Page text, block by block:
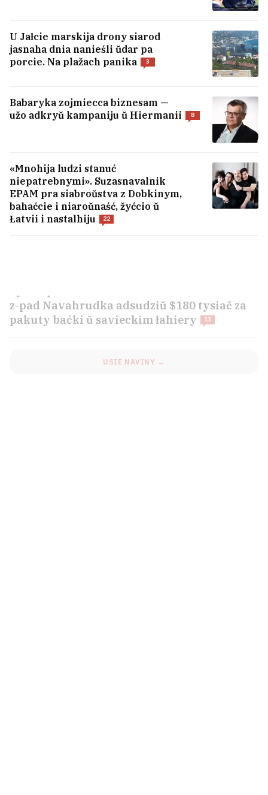
U Jałcie marskija drony siarod
jasnaha dnia nanieśli ŭdar pa
porcie. Na plažach panika
3
Babaryka zojmiecca biznesam —
užo adkryŭ kampaniju ŭ Hiermanii
8
«Mnohija ludzi stanuć
niepatrebnymi». Suzasnavalnik
EPAM pra siabroŭstva z Dobkinym,
bahaćcie i niaroŭnaść, žyćcio ŭ
Łatvii i nastalhiju
22
vypała adnahadovaje dzicia
budzie dalej
9
«Ab hety tramplin možna zabivacca kožny
dzień». Viadomy trenier zahinuŭ na
z-pad Navahrudka adsudziŭ $180 tysiač za
pakuty baćki ŭ savieckim łahiery
13
USIE NAVINY →